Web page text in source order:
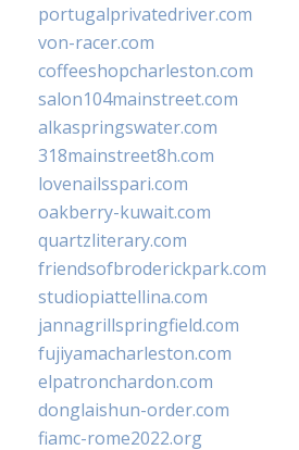
portugalprivatedriver.com
von-racer.com
coffeeshopcharleston.com
salon104mainstreet.com
alkaspringswater.com
318mainstreet8h.com
lovenailsspari.com
oakberry-kuwait.com
quartzliterary.com
friendsofbroderickpark.com
studiopiattellina.com
jannagrillspringfield.com
fujiyamacharleston.com
elpatronchardon.com
donglaishun-order.com
fiamc-rome2022.org